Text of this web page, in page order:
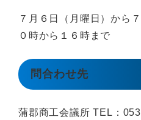
７月６日（月曜日）から
０時から１６時まで
問合わせ先
蒲郡商工会議所 TEL：